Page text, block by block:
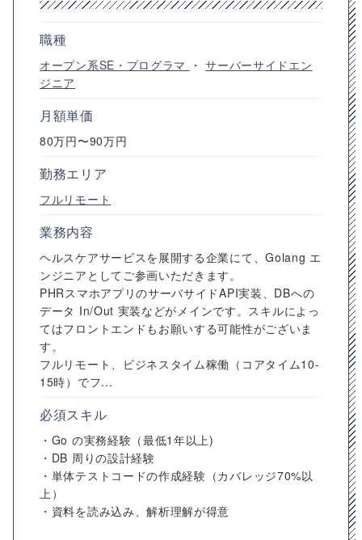
職種
オープン系SE・プログラマ ・サーバーサイドエン
ジニア
月額単価
80万円〜90万円
勤務エリア
フルリモート
業務内容
ヘルスケアサービスを展開する企業にて、Golang エ
ンジニアとしてご参画いただきます。
PHRスマホアプリのサーバサイドAPI実装、DBへの
データ In/Out 実装などがメインです。スキルによっ
てはフロントエンドもお願いする可能性がございま
す。
フルリモート、ビジネスタイム稼働（コアタイム10-
15時）でフ...
必須スキル
・Go の実務経験（最低1年以上)
・DB 周りの設計経験
・単体テストコードの作成経験（カバレッジ70%以
上）
・資料を読み込み、解析理解が得意